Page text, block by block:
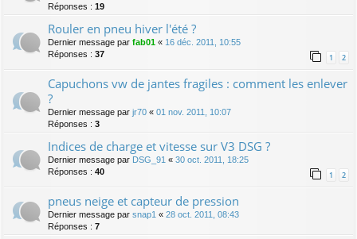
Réponses : 19
Rouler en pneu hiver l'été ?
Dernier message par fab01 « 16 déc. 2011, 10:55
Réponses : 37 1 2
Capuchons vw de jantes fragiles : comment les enlever
?
Dernier message par jr70 « 01 nov. 2011, 10:07
Réponses : 3
Indices de charge et vitesse sur V3 DSG ?
Dernier message par DSG_91 « 30 oct. 2011, 18:25
Réponses : 40 1 2
pneus neige et capteur de pression
Dernier message par snap1 « 28 oct. 2011, 08:43
Réponses : 7